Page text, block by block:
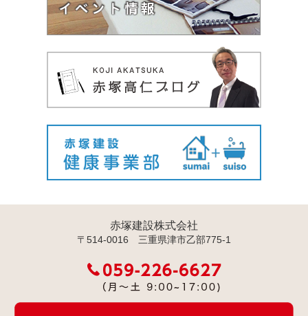
赤塚建設株式会社
〒514-0016 三重県津市乙部775-1